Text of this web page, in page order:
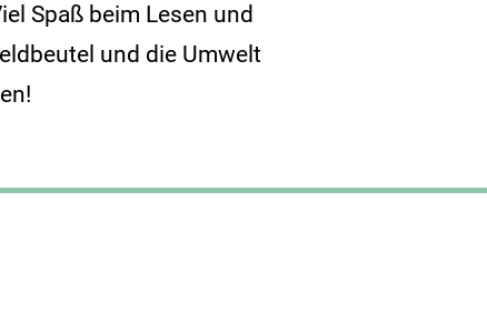
Spaß beim Lesen und
und die Umwelt